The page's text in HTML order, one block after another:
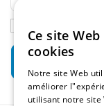
J'accepte la
Ce site
cookies
Notre site Web
améliorer
utilisant notre site